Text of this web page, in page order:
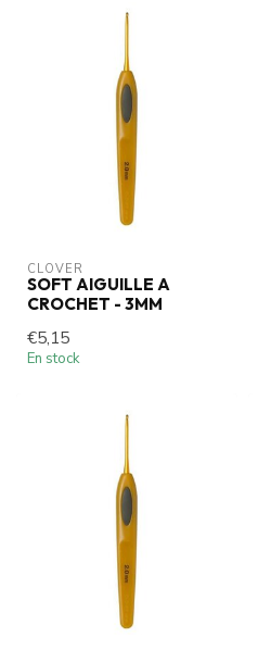
CLOVER
SOFT AIGUILLE A
CROCHET - 3MM
€5,15
En stock